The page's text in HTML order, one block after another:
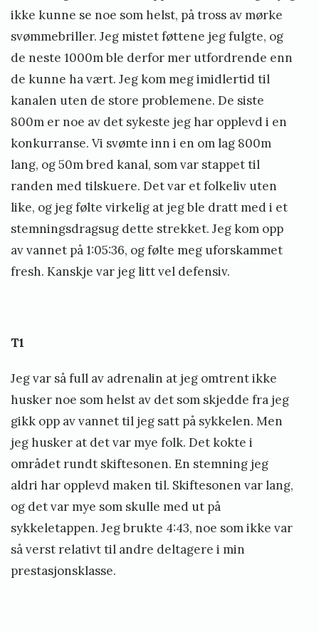
ikke kunne se noe som helst, på tross av mørke
svømmebriller. Jeg mistet føttene jeg fulgte, og
de neste 1000m ble derfor mer utfordrende enn
de kunne ha vært. Jeg kom meg imidlertid til
kanalen uten de store problemene. De siste
800m er noe av det sykeste jeg har opplevd i en
konkurranse. Vi svømte inn i en om lag 800m
lang, og 50m bred kanal, som var stappet til
randen med tilskuere. Det var et folkeliv uten
like, og jeg følte virkelig at jeg ble dratt med i et
stemningsdragsug dette strekket. Jeg kom opp
av vannet på 1:05:36, og følte meg uforskammet
fresh. Kanskje var jeg litt vel defensiv.
T1
Jeg var så full av adrenalin at jeg omtrent ikke
husker noe som helst av det som skjedde fra jeg
gikk opp av vannet til jeg satt på sykkelen. Men
jeg husker at det var mye folk. Det kokte i
området rundt skiftesonen. En stemning jeg
aldri har opplevd maken til. Skiftesonen var lang,
og det var mye som skulle med ut på
sykkeletappen. Jeg brukte 4:43, noe som ikke var
så verst relativt til andre deltagere i min
prestasjonsklasse.